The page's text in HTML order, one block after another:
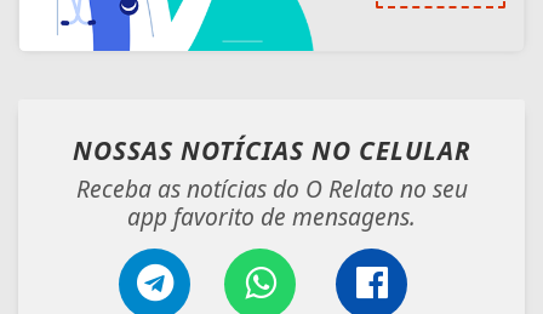
NOSSAS NOTÍCIAS NO CELULAR
Receba as notícias do O Relato no seu
app favorito de mensagens.